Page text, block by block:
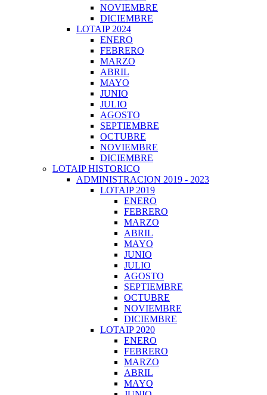
NOVIEMBRE
DICIEMBRE
LOTAIP 2024
ENERO
FEBRERO
MARZO
ABRIL
MAYO
JUNIO
JULIO
AGOSTO
SEPTIEMBRE
OCTUBRE
NOVIEMBRE
DICIEMBRE
LOTAIP HISTORICO
ADMINISTRACION 2019 - 2023
LOTAIP 2019
ENERO
FEBRERO
MARZO
ABRIL
MAYO
JUNIO
JULIO
AGOSTO
SEPTIEMBRE
OCTUBRE
NOVIEMBRE
DICIEMBRE
LOTAIP 2020
ENERO
FEBRERO
MARZO
ABRIL
MAYO